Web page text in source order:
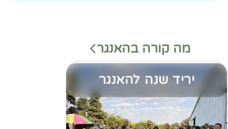
מה קורה בהאנגר
יריד שנה להאנגר